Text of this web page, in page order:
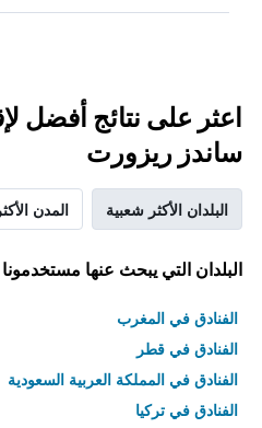
اعثر على نتائج أفضل
ساندز ريزورت
البلدان الأكثر شعبية المدن
البلدان التي يبحث عنها مستخدمونا
الفنادق في المغرب
الفنادق في قطر
الفنادق في المملكة العربية السعودية
الفنادق في تركيا